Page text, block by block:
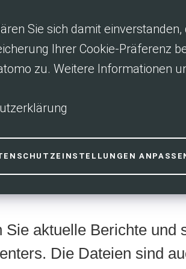
Sie sich damit
Ihrer Cookie-Präferenz
zu. Weitere Informationen
Sie aktuelle Berichte und
Die Dateien sind